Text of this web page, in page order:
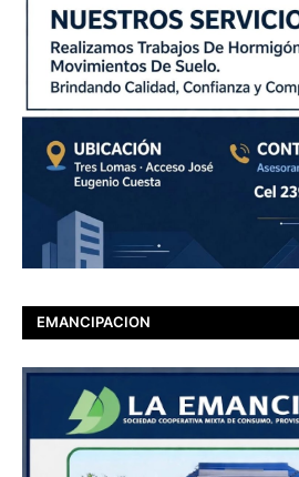
EMANCIPACION